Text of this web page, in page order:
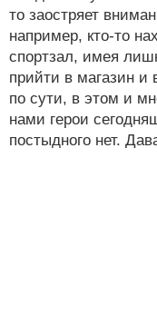
то заостряет
например, кто-то
спортзал, имея
прийти в магазин и
по сути, в этом и
нами герои
постыдного нет.